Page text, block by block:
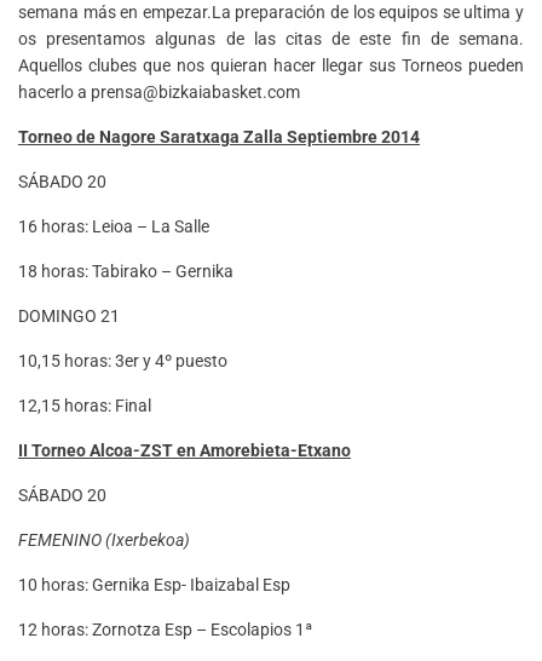
semana más en empezar.La preparación de los equipos se ultima y
os presentamos algunas de las citas de este fin de semana.
Aquellos clubes que nos quieran hacer llegar sus Torneos pueden
hacerlo a prensa@bizkaiabasket.com
Torneo de Nagore Saratxaga Zalla Septiembre 2014
SÁBADO 20
16 horas: Leioa – La Salle
18 horas: Tabirako – Gernika
DOMINGO 21
10,15 horas: 3er y 4º puesto
12,15 horas: Final
II Torneo Alcoa-ZST en Amorebieta-Etxano
SÁBADO 20
FEMENINO (Ixerbekoa)
10 horas: Gernika Esp- Ibaizabal Esp
12 horas: Zornotza Esp – Escolapios 1ª